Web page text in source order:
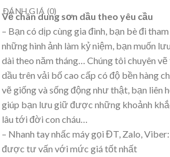
ĐÁNH GIÁ (0)
Vẽ chân dung sơn dầu theo yêu cầu
– Bạn có dịp cùng gia đình, bạn bè đi
những hình ảnh làm kỷ niệm, bạn muốn
dài theo năm tháng… Chúng tôi chuyên vẽ
dầu trên vải bố cao cấp có độ bền hàng
vẽ giống và sống động như thật, bạn liên
giúp bạn lưu giữ được những khoảnh
lâu tới đời con cháu…
– Nhanh tay nhấc máy gọi ĐT, Zalo,
được tư vấn với mức giá tốt nhất